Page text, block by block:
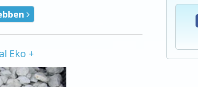

Eko +